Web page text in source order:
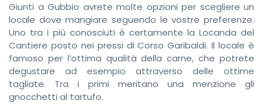
Giunti a Gubbio avrete molte opzioni per scegliere un
locale dove mangiare seguendo le vostre preferenze.
Uno tra i più conosciuti è certamente la Locanda del
Cantiere posto nei pressi di Corso Garibaldi. Il locale è
famoso per l’ottima qualità della carne, che potrete
degustare ad esempio attraverso delle ottime
tagliate. Tra i primi meritano una menzione gli
gnocchetti al tartufo.